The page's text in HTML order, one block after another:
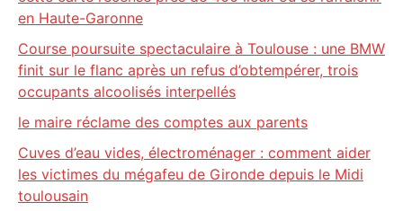
en Haute-Garonne
Course poursuite spectaculaire à Toulouse : une BMW
finit sur le flanc après un refus d’obtempérer, trois
occupants alcoolisés interpellés
le maire réclame des comptes aux parents
Cuves d’eau vides, électroménager : comment aider
les victimes du mégafeu de Gironde depuis le Midi
toulousain